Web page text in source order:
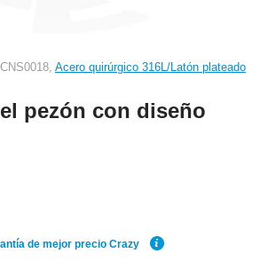
Acero quirúrgico 316L/Latón plateado
pezón con diseño
de mejor precio Crazy